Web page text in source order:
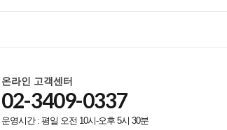
온라인 고객센터
02-3409-0337
운영시간 : 평일 오전 10시-오후 5시 30분